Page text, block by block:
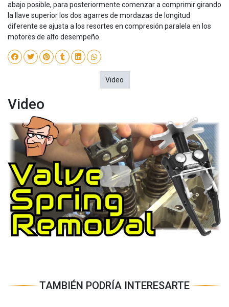
abajo posible, para posteriormente comenzar a comprimir girando
la llave superior los dos agarres de mordazas de longitud
diferente se ajusta a los resortes en compresión paralela en los
motores de alto desempeño.
Video
Video
TAMBIÉN PODRÍA INTERESARTE